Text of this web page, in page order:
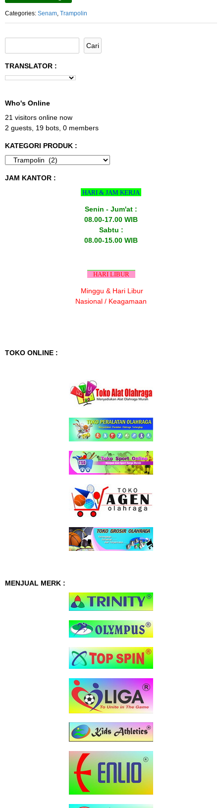
Categories: Senam Trampolin
TRANSLATOR :
Who's Online
21 visitors online now
2 guests, 19 bots, 0 members
KATEGORI PRODUK :
JAM KANTOR :
HARI & JAM KERJA
Senin - Jum'at :
08.00-17.00 WIB
Sabtu :
08.00-15.00 WIB
HARI LIBUR
Minggu & Hari Libur
Nasional / Keagamaan
TOKO ONLINE :
MENJUAL MERK :